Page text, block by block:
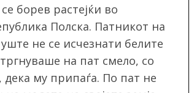
борев растејќи во
Полска. Патникот на
не се исчезнати белите
на пат смело, со
дека му припаѓа. По пат не